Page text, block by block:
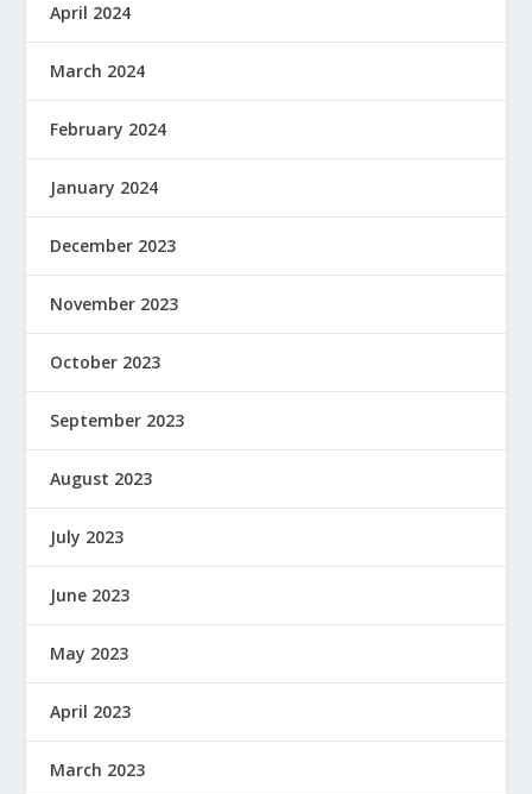
April 2024
March 2024
February 2024
January 2024
December 2023
November 2023
October 2023
September 2023
August 2023
July 2023
June 2023
May 2023
April 2023
March 2023